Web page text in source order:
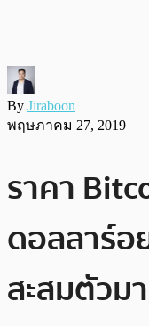
By Jiraboon
พฤษภาคม 27, 2019
ราคา
ดอลลาร์อ
สะสมตัวม